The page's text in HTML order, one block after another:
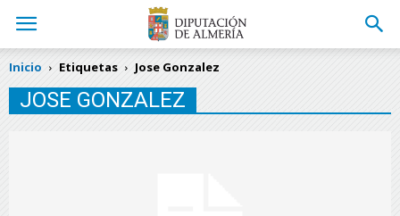
Inicio Etiquetas Jose Gonzalez
JOSE GONZALEZ